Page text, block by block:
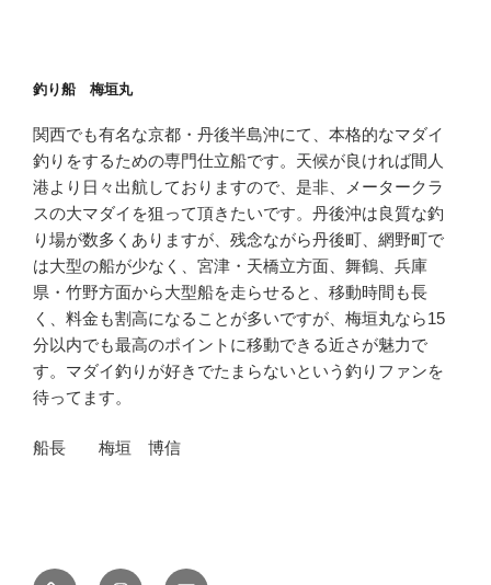
釣り船 梅垣丸
関西でも有名な京都・丹後半島沖にて、本格的なマダイ
釣りをするための専門仕立船です。天候が良ければ間人
港より日々出航しておりますので、是非、メータークラ
スの大マダイを狙って頂きたいです。丹後沖は良質な釣
り場が数多くありますが、残念ながら丹後町、網野町で
は大型の船が少なく、宮津・天橋立方面、舞鶴、兵庫
県・竹野方面から大型船を走らせると、移動時間も長
く、料金も割高になることが多いですが、梅垣丸なら15
分以内でも最高のポイントに移動できる近さが魅力で
す。マダイ釣りが好きでたまらないという釣りファンを
待ってます。
船長 梅垣 博信
釣 Instagramメ